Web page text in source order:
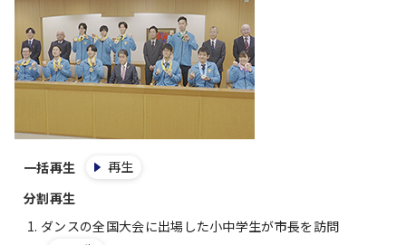
一括再生
再生
分割再生
ダンスの全国大会に出場した小中学生が市長を訪問